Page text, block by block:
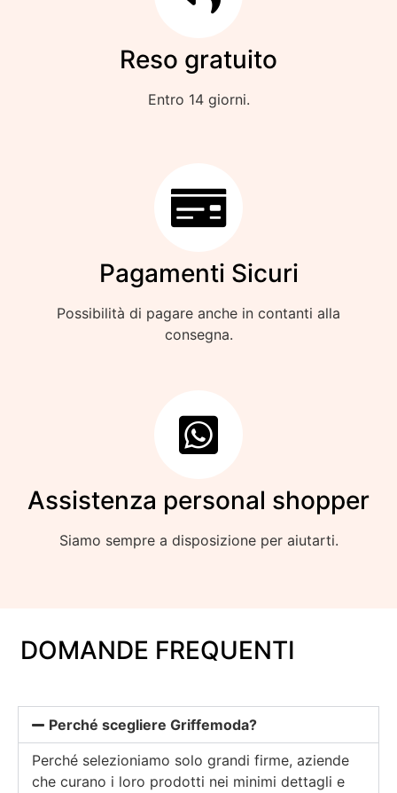
Reso gratuito
Entro 14 giorni.
Pagamenti Sicuri
Possibilità di pagare anche in contanti alla
consegna.
Assistenza personal shopper
Siamo sempre a disposizione per aiutarti.
DOMANDE FREQUENTI
Perché scegliere Griffemoda?
Perché selezioniamo solo grandi firme, aziende
che curano i loro prodotti nei minimi dettagli e